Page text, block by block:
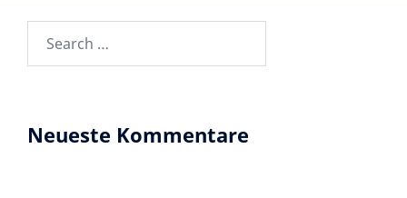
Neueste Kommentare